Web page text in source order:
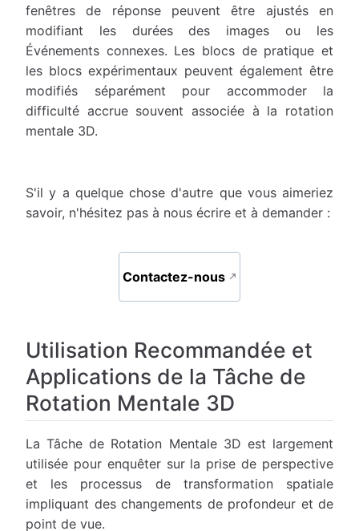
fenêtres de réponse peuvent être ajustés en
modifiant les durées des images ou les
Événements connexes. Les blocs de pratique et
les blocs expérimentaux peuvent également être
modifiés séparément pour accommoder la
difficulté accrue souvent associée à la rotation
mentale 3D.
S'il y a quelque chose d'autre que vous aimeriez
savoir, n'hésitez pas à nous écrire et à demander :
Contactez-nous
Utilisation Recommandée et
Applications de la Tâche de
Rotation Mentale 3D
La Tâche de Rotation Mentale 3D est largement
utilisée pour enquêter sur la prise de perspective
et les processus de transformation spatiale
impliquant des changements de profondeur et de
point de vue.